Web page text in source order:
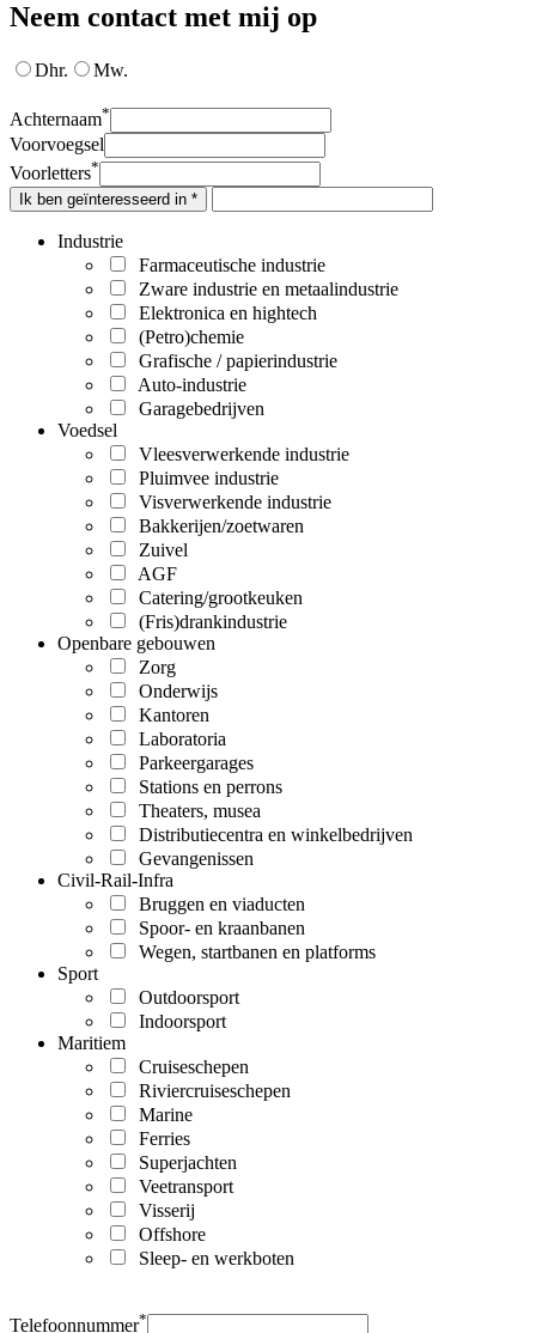
Neem contact met mij op
Dhr. Mw.
Achternaam*
Voorvoegsel
Voorletters*
Ik ben geïnteresseerd in *
Industrie
Farmaceutische industrie
Zware industrie en metaalindustrie
Elektronica en hightech
(Petro)chemie
Grafische / papierindustrie
Auto-industrie
Garagebedrijven
Voedsel
Vleesverwerkende industrie
Pluimvee industrie
Visverwerkende industrie
Bakkerijen/zoetwaren
Zuivel
AGF
Catering/grootkeuken
(Fris)drankindustrie
Openbare gebouwen
Zorg
Onderwijs
Kantoren
Laboratoria
Parkeergarages
Stations en perrons
Theaters, musea
Distributiecentra en winkelbedrijven
Gevangenissen
Civil-Rail-Infra
Bruggen en viaducten
Spoor- en kraanbanen
Wegen, startbanen en platforms
Sport
Outdoorsport
Indoorsport
Maritiem
Cruiseschepen
Riviercruiseschepen
Marine
Ferries
Superjachten
Veetransport
Visserij
Offshore
Sleep- en werkboten
Telefoonnummer*